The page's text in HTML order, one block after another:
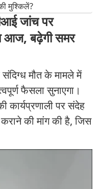
मुश्किलें?
जांच पर
आज, बढ़ेगी समर
मौत के मामले में
फैसला सुनाएगा।
कार्यप्रणाली पर संदेह
की मांग की है, जिस